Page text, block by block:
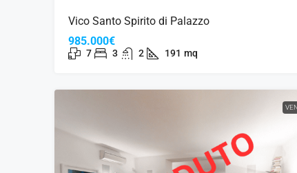
Vico Santo Spirito di Palazzo
985.000€
7 3 2 191 mq